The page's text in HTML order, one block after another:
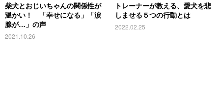
柴犬とおじいちゃんの関係性が
温かい！ 「幸せになる」「涙
腺が…」の声
2021.10.26
トレーナーが教える、愛犬を悲
しませる５つの行動とは
2022.02.25